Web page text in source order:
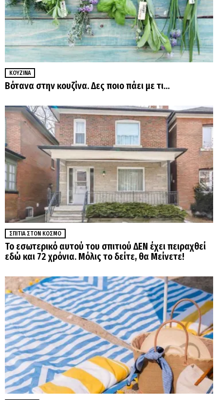
ΚΟΥΖΊΝΑ
Βότανα στην κουζίνα. Δες ποιο πάει με τι…
ΣΠΊΤΙΑ ΣΤΟΝ ΚΌΣΜΟ
Το εσωτερικό αυτού του σπιτιού ΔΕΝ έχει πειραχθεί
εδώ και 72 χρόνια. Μόλις το δείτε, θα Μείνετε!